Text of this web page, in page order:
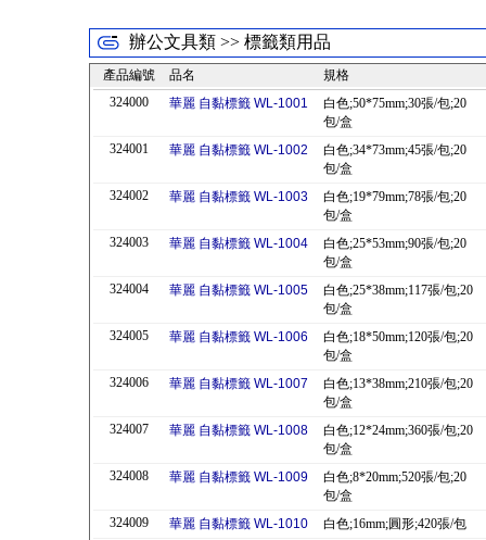
辦公文具類 >> 標籤類用品
產品編號 品名
規格
324000
華麗 自黏標籤 WL-1001
白色;50*75mm;30張/包;20
包/盒
324001
華麗 自黏標籤 WL-1002
白色;34*73mm;45張/包;20
包/盒
324002
華麗 自黏標籤 WL-1003
白色;19*79mm;78張/包;20
包/盒
324003
華麗 自黏標籤 WL-1004
白色;25*53mm;90張/包;20
包/盒
324004
華麗 自黏標籤 WL-1005
白色;25*38mm;117張/包;20
包/盒
324005
華麗 自黏標籤 WL-1006
白色;18*50mm;120張/包;20
包/盒
324006
華麗 自黏標籤 WL-1007
白色;13*38mm;210張/包;20
包/盒
324007
華麗 自黏標籤 WL-1008
白色;12*24mm;360張/包;20
包/盒
324008
華麗 自黏標籤 WL-1009
白色;8*20mm;520張/包;20
包/盒
324009
華麗 自黏標籤 WL-1010 白色;16mm;圓形;420張/包